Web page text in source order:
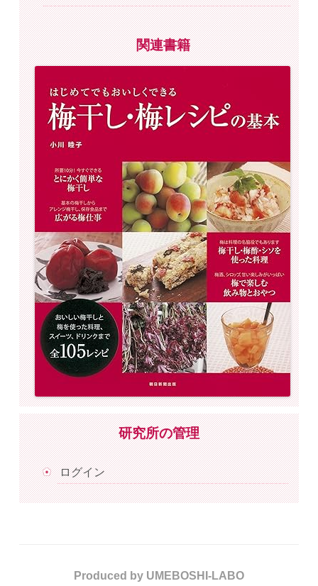
関連書籍
研究所の管理
ログイン
Produced by UMEBOSHI-LABO